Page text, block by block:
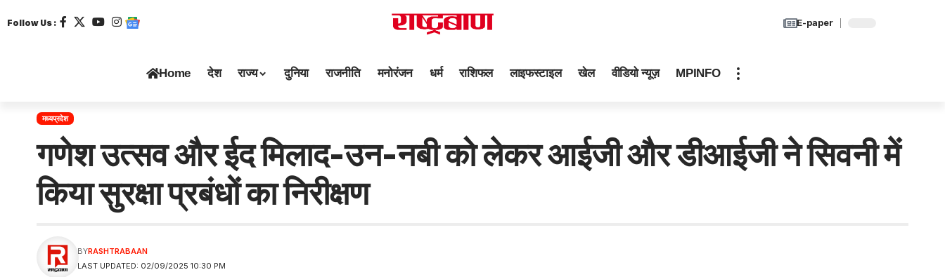
Follow Us : E-paper
Home देश राज्य दुनिया राजनीति मनोरंजन धर्म राशिफल लाइफस्टाइल खेल वीडियो न्यूज़ MPINFO
मध्यप्रदेश
गणेश उत्सव और ईद मिलाद-उन-नबी को लेकर आईजी और डीआईजी ने सिवनी में
किया सुरक्षा प्रबंधों का निरीक्षण
LAST UPDATED: 02/09/2025 10:30 PM
BYRASHTRABAAN